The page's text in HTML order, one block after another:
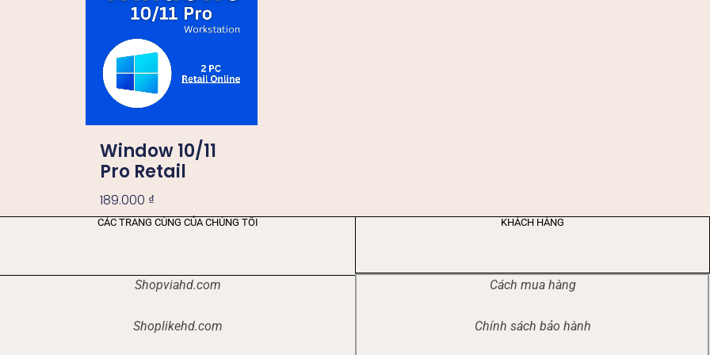
Window 10/11
Pro Retail
189.000 ₫
CÁC TRANG CÙNG CỦA CHÚNG TÔI
Shopviahd.com
Shoplikehd.com
KHÁCH HÀNG
Cách mua hàng
Chính sách bảo hành